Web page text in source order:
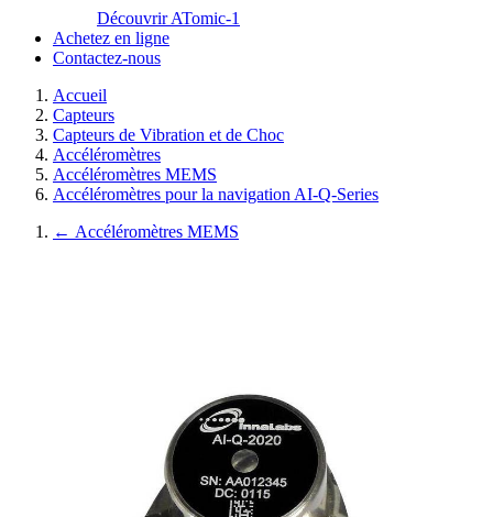
Découvrir ATomic-1
Achetez en ligne
Contactez-nous
Accueil
Capteurs
Capteurs de Vibration et de Choc
Accéléromètres
Accéléromètres MEMS
Accéléromètres pour la navigation AI-Q-Series
← Accéléromètres MEMS